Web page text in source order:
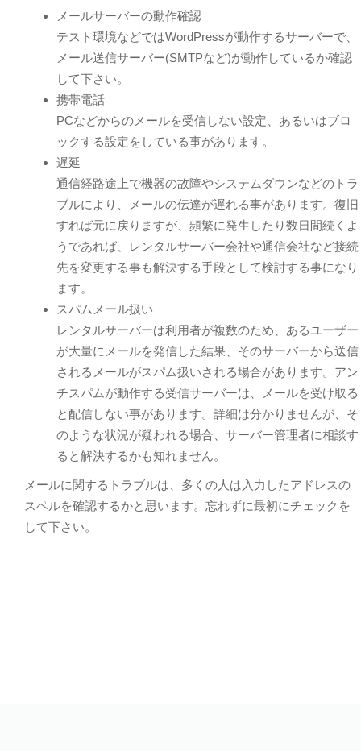
メールサーバーの動作確認
テスト環境などではWordPressが動作するサーバーで、
メール送信サーバー(SMTPなど)が動作しているか確認
して下さい。
携帯電話
PCなどからのメールを受信しない設定、あるいはブロ
ックする設定をしている事があります。
遅延
通信経路途上で機器の故障やシステムダウンなどのトラ
ブルにより、メールの伝達が遅れる事があります。復旧
すれば元に戻りますが、頻繁に発生したり数日間続くよ
うであれば、レンタルサーバー会社や通信会社など接続
先を変更する事も解決する手段として検討する事になり
ます。
スパムメール扱い
レンタルサーバーは利用者が複数のため、あるユーザー
が大量にメールを発信した結果、そのサーバーから送信
されるメールがスパム扱いされる場合があります。アン
チスパムが動作する受信サーバーは、メールを受け取る
と配信しない事があります。詳細は分かりませんが、そ
のような状況が疑われる場合、サーバー管理者に相談す
ると解決するかも知れません。
メールに関するトラブルは、多くの人は入力したアドレスの
スペルを確認するかと思います。忘れずに最初にチェックを
して下さい。